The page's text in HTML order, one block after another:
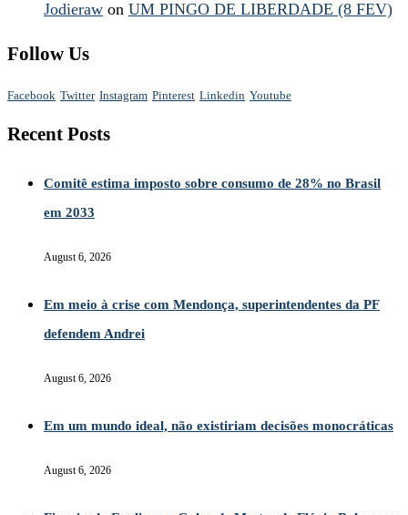
Jodieraw on UM PINGO DE LIBERDADE (8 FEV)
Follow Us
Facebook Twitter Instagram Pinterest Linkedin Youtube
Recent Posts
Comitê estima imposto sobre consumo de 28% no Brasil
em 2033
August 6, 2026
Em meio à crise com Mendonça, superintendentes da PF
defendem Andrei
August 6, 2026
Em um mundo ideal, não existiriam decisões monocráticas
August 6, 2026